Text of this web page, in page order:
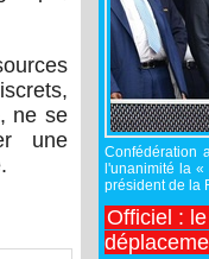
ne se
une
Confédération
l'unanimité la «
président de la
Officiel :